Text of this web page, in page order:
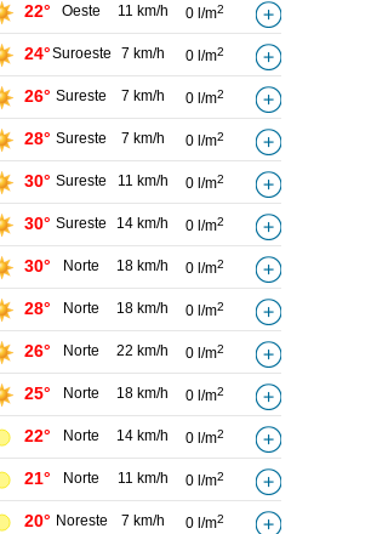
22° Oeste 11 km/h 0 l/m2
24°Suroeste 7 km/h 0 l/m2
26° Sureste 7 km/h 0 l/m2
28° Sureste 7 km/h 0 l/m2
30° Sureste 11 km/h 0 l/m2
30° Sureste 14 km/h 0 l/m2
30° Norte 18 km/h 0 l/m2
28° Norte 18 km/h 0 l/m2
26° Norte 22 km/h 0 l/m2
25° Norte 18 km/h 0 l/m2
22° Norte 14 km/h 0 l/m2
21° Norte 11 km/h 0 l/m2
20° Noreste 7 km/h 0 l/m2